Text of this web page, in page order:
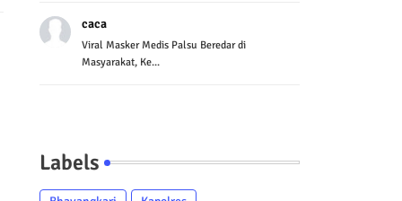
caca
Viral Masker Medis Palsu Beredar di
Masyarakat, Ke...
Labels